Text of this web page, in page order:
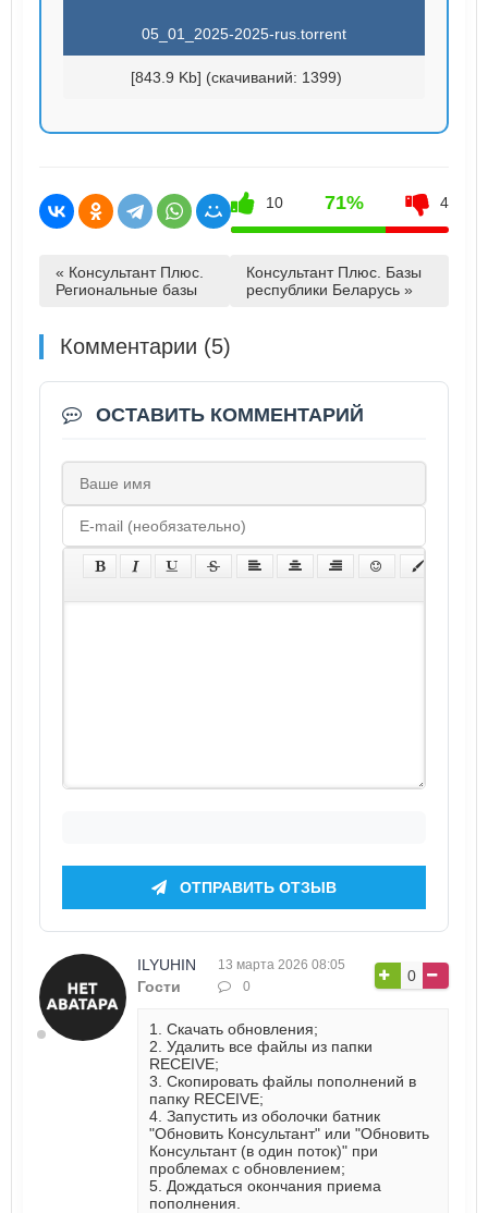
05_01_2025-2025-rus.torrent
[843.9 Kb] (cкачиваний: 1399)
10 71% 4
« Консультант Плюс.
Региональные базы
Консультант Плюс. Базы
республики Беларусь »
Комментарии (5)
ОСТАВИТЬ КОММЕНТАРИЙ
ОТПРАВИТЬ ОТЗЫВ
ILYUHIN
Гости
13 марта 2026 08:05
0
0
1. Скачать обновления;
2. Удалить все файлы из папки
RECEIVE;
3. Скопировать файлы пополнений в
папку RECEIVE;
4. Запустить из оболочки батник
"Обновить Консультант" или "Обновить
Консультант (в один поток)" при
проблемах с обновлением;
5. Дождаться окончания приема
пополнения.